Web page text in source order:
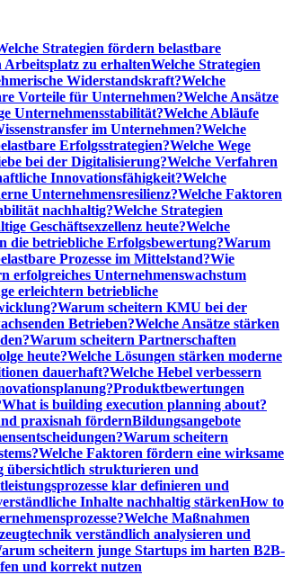
Strategien fördern belastbare
zu erhaltenWelche Strategien
Widerstandskraft?Welche
Vorteile für Unternehmen?Welche Ansätze
Unternehmensstabilität?Welche Abläufe
im Unternehmen?Welche
Erfolgsstrategien?Welche Wege
bei der Digitalisierung?Welche Verfahren
Innovationsfähigkeit?Welche
Unternehmensresilienz?Welche Faktoren
nachhaltig?Welche Strategien
Geschäftsexzellenz heute?Welche
die betriebliche Erfolgsbewertung?Warum
Prozesse im Mittelstand?Wie
erfolgreiches Unternehmenswachstum
erleichtern betriebliche
Warum scheitern KMU bei der
Betrieben?Welche Ansätze stärken
Warum scheitern Partnerschaften
heute?Welche Lösungen stärken moderne
dauerhaft?Welche Hebel verbessern
Produktbewertungen
What is building execution planning about?
praxisnah fördernBildungsangebote
Warum scheitern
Welche Faktoren fördern eine wirksame
übersichtlich strukturieren und
klar definieren und
Inhalte nachhaltig stärkenHow to
Welche Maßnahmen
verständlich analysieren und
scheitern junge Startups im harten B2B-
und korrekt nutzen